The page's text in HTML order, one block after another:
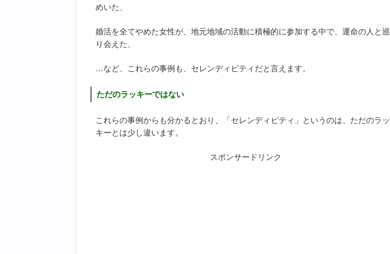
めいた、
婚活を全てやめた女性が、地元地域の活動に積極的に参加する中で、運命の人と巡
り会えた、
…など、これらの事例も、セレンディピティだと言えます。
ただのラッキーではない
これらの事例からも分かるとおり、「セレンディピティ」というのは、ただのラッ
キーとは少し違います。
スポンサードリンク